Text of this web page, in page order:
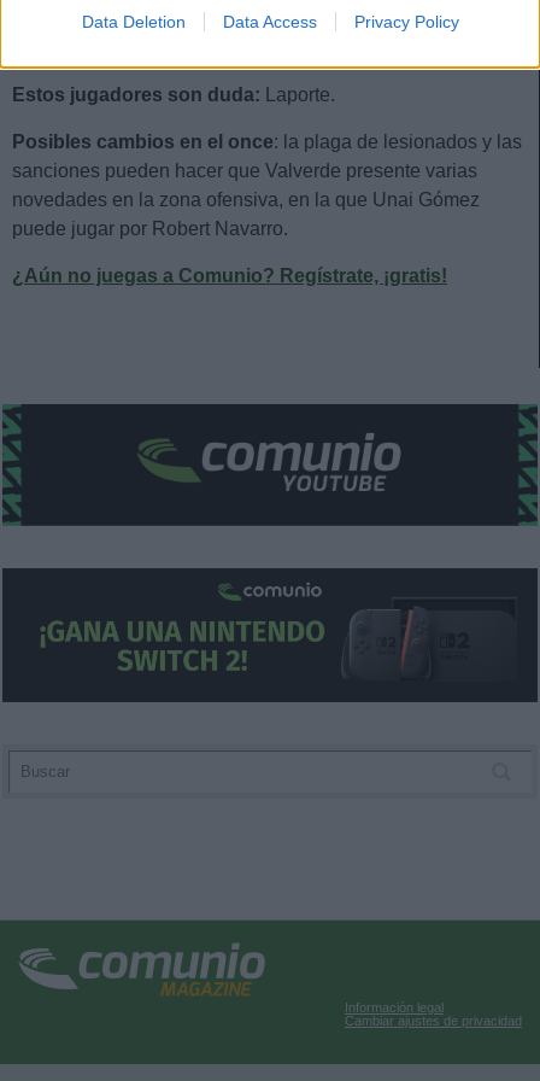
Data Deletion Data Access Privacy Policy
Estos jugadores son baja:Egiluz, Prados, Sannadi, Yeray,
Estos jugadores son duda: Laporte.
Posibles cambios en el once: la plaga de lesionados y las
sanciones pueden hacer que Valverde presente varias
novedades en la zona ofensiva, en la que Unai Gómez
puede jugar por Robert Navarro.
¿Aún no juegas a Comunio? Regístrate, ¡gratis!
Información legal
Cambiar ajustes de privacidad